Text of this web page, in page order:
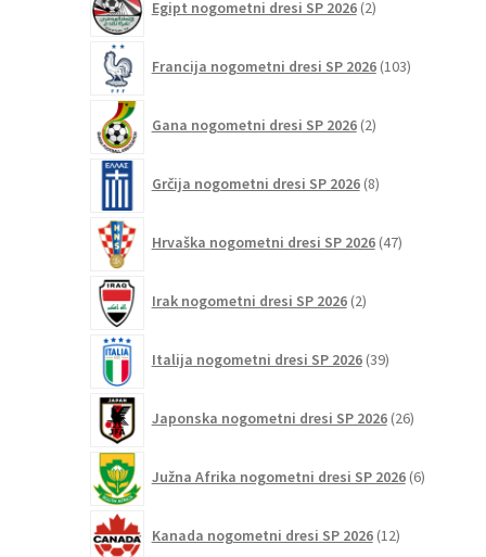
Egipt nogometni dresi SP 2026 2izdelka
Francija nogometni dresi SP 2026 103izdelki
Gana nogometni dresi SP 2026 2izdelka
Grčija nogometni dresi SP 2026 8izdelkov
Hrvaška nogometni dresi SP 2026 47izdelkov
Irak nogometni dresi SP 2026 2izdelka
Italija nogometni dresi SP 2026 39izdelkov
Japonska nogometni dresi SP 2026 26izdelkov
Južna Afrika nogometni dresi SP 2026 6izdelkov
Kanada nogometni dresi SP 2026 12izdelkov